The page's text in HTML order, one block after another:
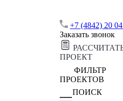
+7 (4842) 20
Заказать звонок
ПРОЕКТ
ФИЛЬТР
ПРОЕКТОВ
ПОИСК